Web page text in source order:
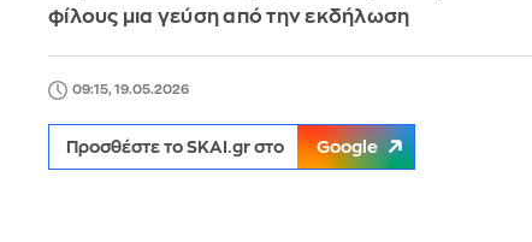
φίλους μια γεύση από την εκδήλωση
09:15, 19.05.2026
Προσθέστε το SKAI.gr στο Google